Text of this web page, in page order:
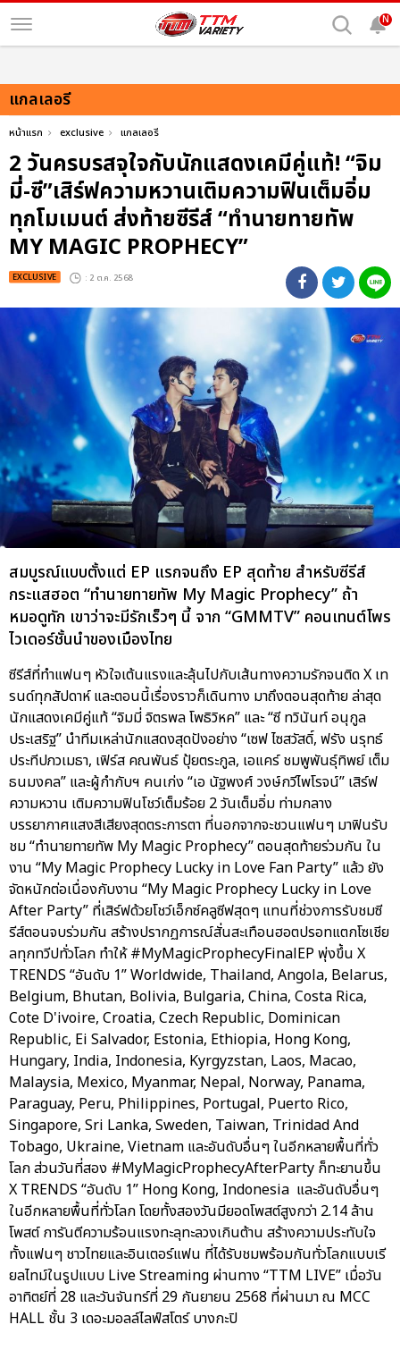
N
แกลเลอรี
หน้าแรก exclusive แกลเลอรี
2 วันครบรสจุใจกับนักแสดงเคมีคู่แท้! “จิม
มี่-ซี”เสิร์ฟความหวานเติมความฟินเต็มอิ่ม
ทุกโมเมนต์ ส่งท้ายซีรีส์ “ทำนายทายทัพ
MY MAGIC PROPHECY”
EXCLUSIVE : 2 ต.ค. 2568
สมบูรณ์แบบตั้งแต่ EP แรกจนถึง EP สุดท้าย สำหรับซีรีส์
กระแสฮอต “ทำนายทายทัพ My Magic Prophecy” ถ้า
หมอดูทัก เขาว่าจะมีรักเร็วๆ นี้ จาก “GMMTV” คอนเทนต์โพร
ไวเดอร์ชั้นนำของเมืองไทย
ซีรีส์ที่ทำแฟนๆ หัวใจเต้นแรงและลุ้นไปกับเส้นทางความรักจนติด X เท
รนด์ทุกสัปดาห์ และตอนนี้เรื่องราวก็เดินทาง มาถึงตอนสุดท้าย ล่าสุด
นักแสดงเคมีคู่แท้ “จิมมี่ จิตรพล โพธิวิหค” และ “ซี ทวินันท์ อนุกูล
ประเสริฐ” นำทีมเหล่านักแสดงสุดปังอย่าง “เซฟ ไซสวัสดิ์, ฟรัง นรุทธ์
ประทีปภวเมธา, เฟิร์ส คณพันธ์ ปุ้ยตระกูล, เอแคร์ ชมพูพันธุ์ทิพย์ เต็ม
ธนมงคล” และผู้กำกับฯ คนเก่ง “เอ นัฐพงศ์ วงษ์กวีไพโรจน์” เสิร์ฟ
ความหวาน เติมความฟินโชว์เต็มร้อย 2 วันเต็มอิ่ม ท่ามกลาง
บรรยากาศแสงสีเสียงสุดตระการตา ที่นอกจากจะชวนแฟนๆ มาฟินรับ
ชม “ทำนายทายทัพ My Magic Prophecy” ตอนสุดท้ายร่วมกัน ใน
งาน “My Magic Prophecy Lucky in Love Fan Party” แล้ว ยัง
จัดหนักต่อเนื่องกับงาน “My Magic Prophecy Lucky in Love
After Party” ที่เสิร์ฟด้วยโชว์เอ็กซ์คลูซีฟสุดๆ แทนที่ช่วงการรับชมซี
รีส์ตอนจบร่วมกัน สร้างปรากฏการณ์สั่นสะเทือนฮอตปรอทแตกโซเชีย
ลทุกทวีปทั่วโลก ทำให้ #MyMagicProphecyFinalEP พุ่งขึ้น X
TRENDS “อันดับ 1” Worldwide, Thailand, Angola, Belarus,
Belgium, Bhutan, Bolivia, Bulgaria, China, Costa Rica,
Cote D'ivoire, Croatia, Czech Republic, Dominican
Republic, Ei Salvador, Estonia, Ethiopia, Hong Kong,
Hungary, India, Indonesia, Kyrgyzstan, Laos, Macao,
Malaysia, Mexico, Myanmar, Nepal, Norway, Panama,
Paraguay, Peru, Philippines, Portugal, Puerto Rico,
Singapore, Sri Lanka, Sweden, Taiwan, Trinidad And
Tobago, Ukraine, Vietnam และอันดับอื่นๆ ในอีกหลายพื้นที่ทั่ว
โลก ส่วนวันที่สอง #MyMagicProphecyAfterParty ก็ทะยานขึ้น
X TRENDS “อันดับ 1” Hong Kong, Indonesia และอันดับอื่นๆ
ในอีกหลายพื้นที่ทั่วโลก โดยทั้งสองวันมียอดโพสต์สูงกว่า 2.14 ล้าน
โพสต์ การันตีความร้อนแรงทะลุทะลวงเกินต้าน สร้างความประทับใจ
ทั้งแฟนๆ ชาวไทยและอินเตอร์แฟน ที่ได้รับชมพร้อมกันทั่วโลกแบบเรี
ยลไทม์ในรูปแบบ Live Streaming ผ่านทาง “TTM LIVE” เมื่อวัน
อาทิตย์ที่ 28 และวันจันทร์ที่ 29 กันยายน 2568 ที่ผ่านมา ณ MCC
HALL ชั้น 3 เดอะมอลล์ไลฟ์สโตร์ บางกะปิ